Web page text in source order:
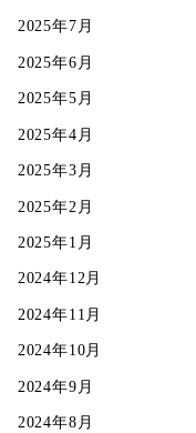
2025年7月
2025年6月
2025年5月
2025年4月
2025年3月
2025年2月
2025年1月
2024年12月
2024年11月
2024年10月
2024年9月
2024年8月